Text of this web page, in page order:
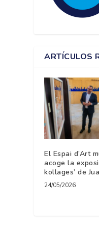
ARTÍCULOS
El Espai d’Art
acoge la
kollages’ de
24/05/2026